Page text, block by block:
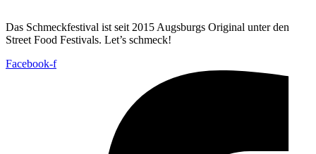
Das Schmeckfestival ist seit 2015 Augsburgs Original unter den
Street Food Festivals. Let’s schmeck!
Facebook-f